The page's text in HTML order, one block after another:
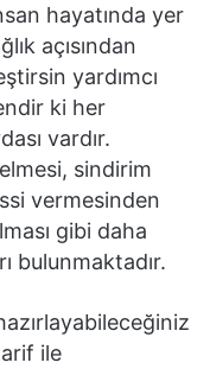
hayatında yer
açısından
yardımcı
ki her
vardır.
sindirim
vermesinden
gibi daha
bulunmaktadır.
ile